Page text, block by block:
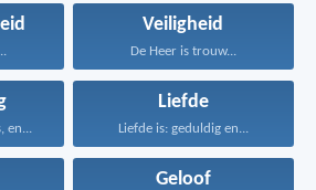
Veiligheid
De Heer is trouw...
en...
Liefde
Liefde is: geduldig en...
Geloof